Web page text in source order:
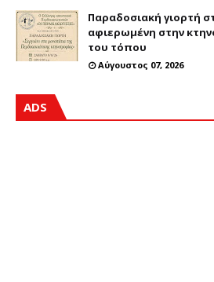
Παραδοσιακή γιορτή
αφιερωμένη στην
του τόπου
Αύγουστος 07, 2026
ADS